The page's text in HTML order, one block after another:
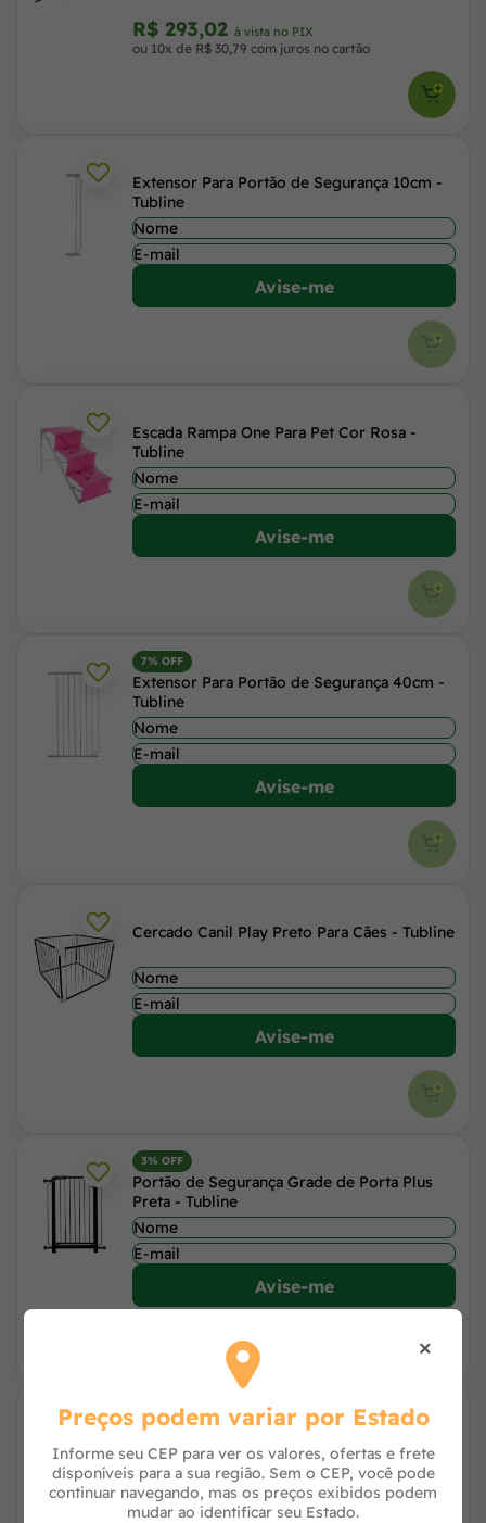
R$ 293,02 à vista no PIX
ou 10x de R$ 30,79 com juros no cartão
Extensor Para Portão de Segurança 10cm -
Tubline
Avise-me
Escada Rampa One Para Pet Cor Rosa -
Tubline
Avise-me
7% OFF
Extensor Para Portão de Segurança 40cm -
Tubline
Avise-me
Cercado Canil Play Preto Para Cães - Tubline
Avise-me
3% OFF
Portão de Segurança Grade de Porta Plus
Preta - Tubline
Avise-me
Portão Clássico Maxi Plus 1m Preto - NF Pet
×
Preços podem variar por Estado
Informe seu CEP para ver os valores, ofertas e frete
disponíveis para a sua região. Sem o CEP, você pode
continuar navegando, mas os preços exibidos podem
mudar ao identificar seu Estado.